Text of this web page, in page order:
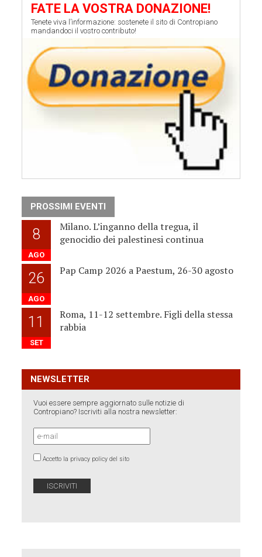
FATE LA VOSTRA DONAZIONE!
Tenete viva l’informazione: sostenete il sito di Contropiano
mandandoci il vostro contributo!
PROSSIMI EVENTI
8
AGO
Milano. L’inganno della tregua, il
genocidio dei palestinesi continua
26
AGO
Pap Camp 2026 a Paestum, 26-30 agosto
11
SET
Roma, 11-12 settembre. Figli della stessa
rabbia
NEWSLETTER
Vuoi essere sempre aggiornato sulle notizie di
Contropiano? Iscriviti alla nostra newsletter:
Accetto la privacy policy del sito